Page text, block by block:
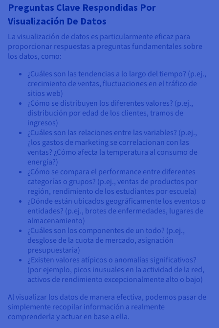
Preguntas Clave Respondidas Por
Visualización De Datos
La visualización de datos es particularmente eficaz para
proporcionar respuestas a preguntas fundamentales sobre
los datos, como:
¿Cuáles son las tendencias a lo largo del tiempo? (p.ej.,
crecimiento de ventas, fluctuaciones en el tráfico de
sitios web)
¿Cómo se distribuyen los diferentes valores? (p.ej.,
distribución por edad de los clientes, tramos de
ingresos)
¿Cuáles son las relaciones entre las variables? (p.ej.,
¿los gastos de marketing se correlacionan con las
ventas? ¿Cómo afecta la temperatura al consumo de
energía?)
¿Cómo se compara el performance entre diferentes
categorías o grupos? (p.ej., ventas de productos por
región, rendimiento de los estudiantes por escuela)
¿Dónde están ubicados geográficamente los eventos o
entidades? (p.ej., brotes de enfermedades, lugares de
almacenamiento)
¿Cuáles son los componentes de un todo? (p.ej.,
desglose de la cuota de mercado, asignación
presupuestaria)
¿Existen valores atípicos o anomalías significativos?
(por ejemplo, picos inusuales en la actividad de la red,
activos de rendimiento excepcionalmente alto o bajo)
Al visualizar los datos de manera efectiva, podemos pasar de
simplemente recopilar información a realmente
comprenderla y actuar en base a ella.